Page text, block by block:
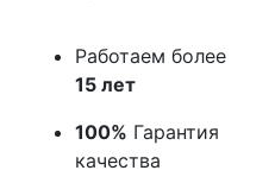
Работаем более
15 лет
100% Гарантия
качества